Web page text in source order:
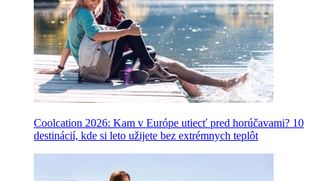
Coolcation 2026: Kam v Európe utiecť pred horúčavami? 10
destinácií, kde si leto užijete bez extrémnych teplôt